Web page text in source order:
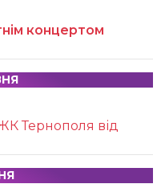
концертом
Тернополя від